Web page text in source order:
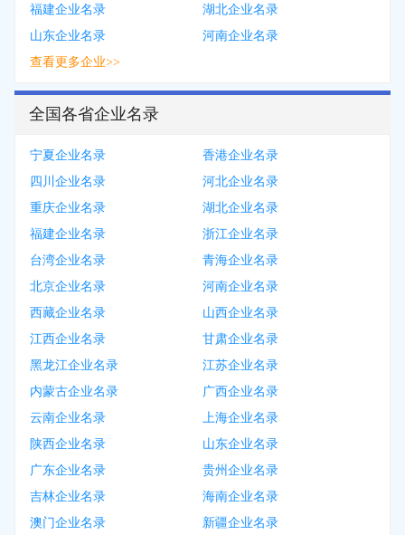
福建企业名录
湖北企业名录
山东企业名录
河南企业名录
查看更多企业>>
全国各省企业名录
宁夏企业名录
香港企业名录
四川企业名录
河北企业名录
重庆企业名录
湖北企业名录
福建企业名录
浙江企业名录
台湾企业名录
青海企业名录
北京企业名录
河南企业名录
西藏企业名录
山西企业名录
江西企业名录
甘肃企业名录
黑龙江企业名录
江苏企业名录
内蒙古企业名录
广西企业名录
云南企业名录
上海企业名录
陕西企业名录
山东企业名录
广东企业名录
贵州企业名录
吉林企业名录
海南企业名录
澳门企业名录
新疆企业名录